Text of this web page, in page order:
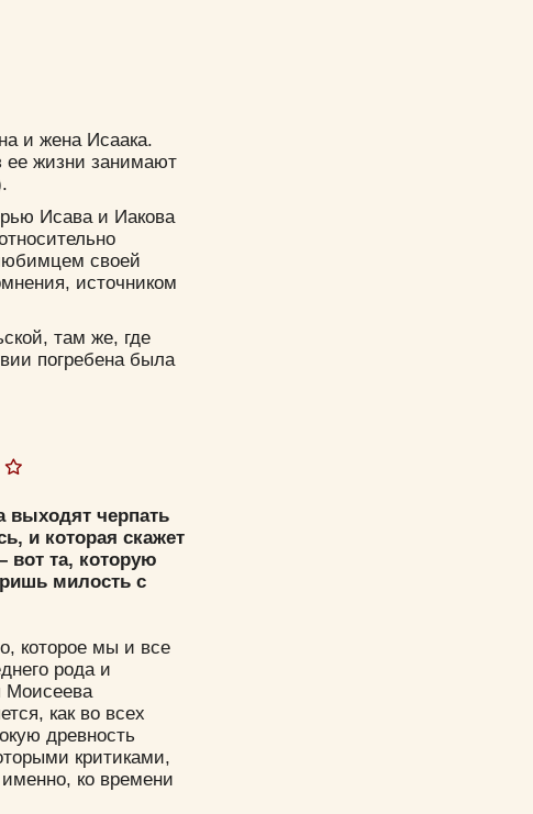
и жена Исаака.
ее жизни занимают
Исава и Иакова
своей
источником
там же, где
погребена была
выходят черпать
и которая скажет
та, которую
милость с
которое мы и все
рода и
Моисеева
как во всех
древность
критиками,
ко времени